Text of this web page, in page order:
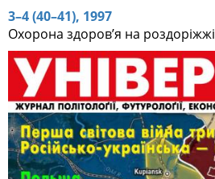
3–4 (40–41), 1997
Охорона здоров’я на роздоріжжі